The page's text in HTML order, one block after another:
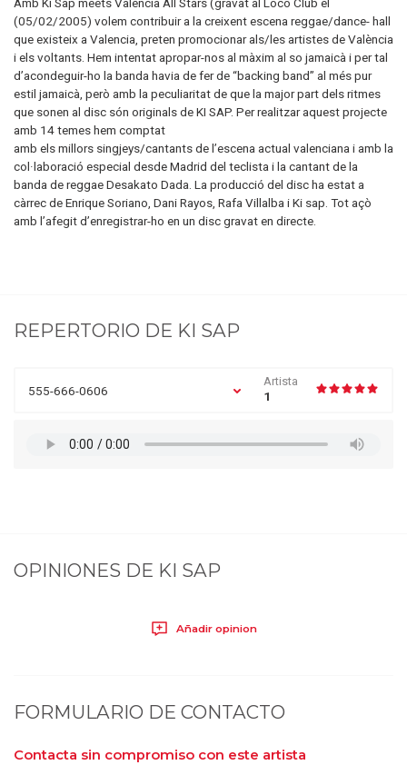
(05/02/2005) volem contribuir a la creixent escena reggae/dance- hall
que existeix a Valencia, preten promocionar als/les artistes de València
i els voltants. Hem intentat apropar-nos al màxim al so jamaicà i per tal
d’acondeguir-ho la banda havia de fer de “backing band” al més pur
estil jamaicà, però amb la peculiaritat de que la major part dels ritmes
que sonen al disc són originals de KI SAP. Per realitzar aquest projecte
amb 14 temes hem comptat
amb els millors singjeys/cantants de l’escena actual valenciana i amb la
col·laboració especial desde Madrid del teclista i la cantant de la
banda de reggae Desakato Dada. La producció del disc ha estat a
càrrec de Enrique Soriano, Dani Rayos, Rafa Villalba i Ki sap. Tot açò
amb l’afegit d’enregistrar-ho en un disc gravat en directe.
REPERTORIO DE KI SAP
555-666-0606
Artista
1
OPINIONES DE KI SAP
Añadir opinion
FORMULARIO DE CONTACTO
Contacta sin compromiso con este artista